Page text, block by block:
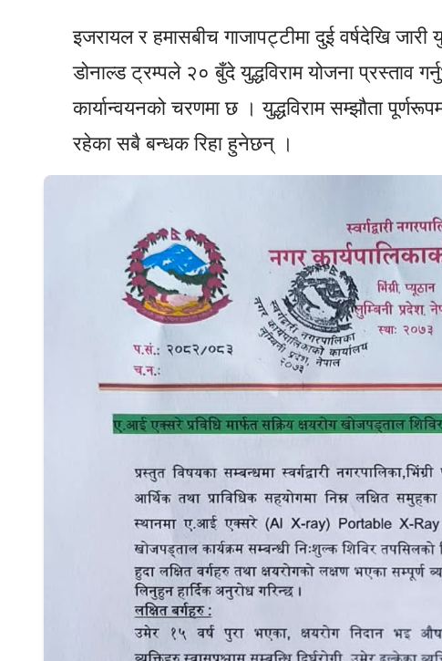
इजरायल र हमासबीच गाजापट्टीमा दुई वर्षदेखि जारी
डोनाल्ड ट्रम्पले २० बुँदे युद्धविराम योजना प्रस्ताव
कार्यान्वयनको चरणमा छ । युद्धविराम सम्झौता
रहेका सबै बन्धक रिहा हुनेछन् ।